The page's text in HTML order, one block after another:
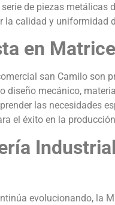
de piezas metálicas
la calidad y uniformidad
en
san Camilo son
diseño mecánico,
las necesidades
el éxito en la
evolucionando, la